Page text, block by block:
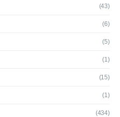
(43)
(6)
(5)
(1)
(15)
(1)
(434)